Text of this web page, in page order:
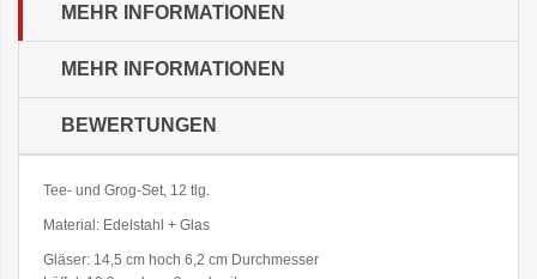
MEHR INFORMATIONEN
MEHR INFORMATIONEN
BEWERTUNGEN
Tee- und Grog-Set, 12 tlg.
Material: Edelstahl + Glas
Gläser: 14,5 cm hoch 6,2 cm Durchmesser